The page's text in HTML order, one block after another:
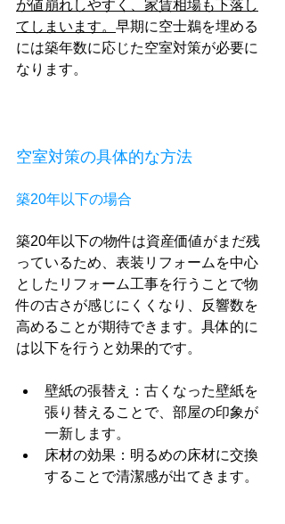
が値崩れしやすく、家賃相場も下落し
てしまいます。 早期に空士鵜を埋める
には築年数に応じた空室対策が必要に
なります。
空室対策の具体的な方法
築20年以下の場合
築20年以下の物件は資産価値がまだ残
っているため、表装リフォームを中心
としたリフォーム工事を行うことで物
件の古さが感じにくくなり、反響数を
高めることが期待できます。具体的に
は以下を行うと効果的です。
壁紙の張替え：古くなった壁紙を
張り替えることで、部屋の印象が
一新します。
床材の効果：明るめの床材に交換
することで清潔感が出てきます。